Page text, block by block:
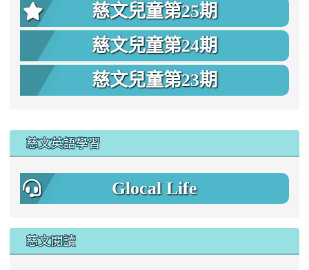
慈文兒童第25期
慈文兒童第24期
慈文兒童第23期
慈文英語學習
Glocal Life
慈文閱讀